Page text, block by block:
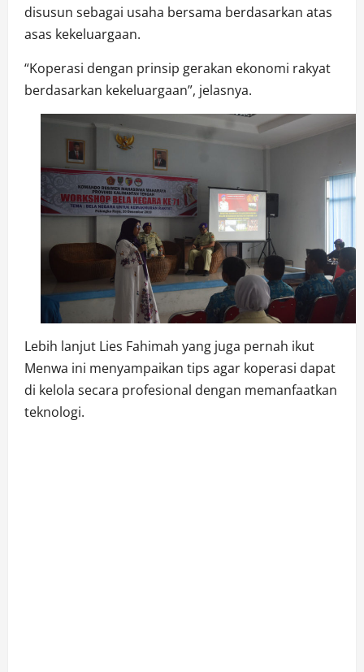
disusun sebagai usaha bersama berdasarkan atas
asas kekeluargaan.
“Koperasi dengan prinsip gerakan ekonomi rakyat
berdasarkan kekeluargaan”, jelasnya.
Lebih lanjut Lies Fahimah yang juga pernah ikut
Menwa ini menyampaikan tips agar koperasi dapat
di kelola secara profesional dengan memanfaatkan
teknologi.